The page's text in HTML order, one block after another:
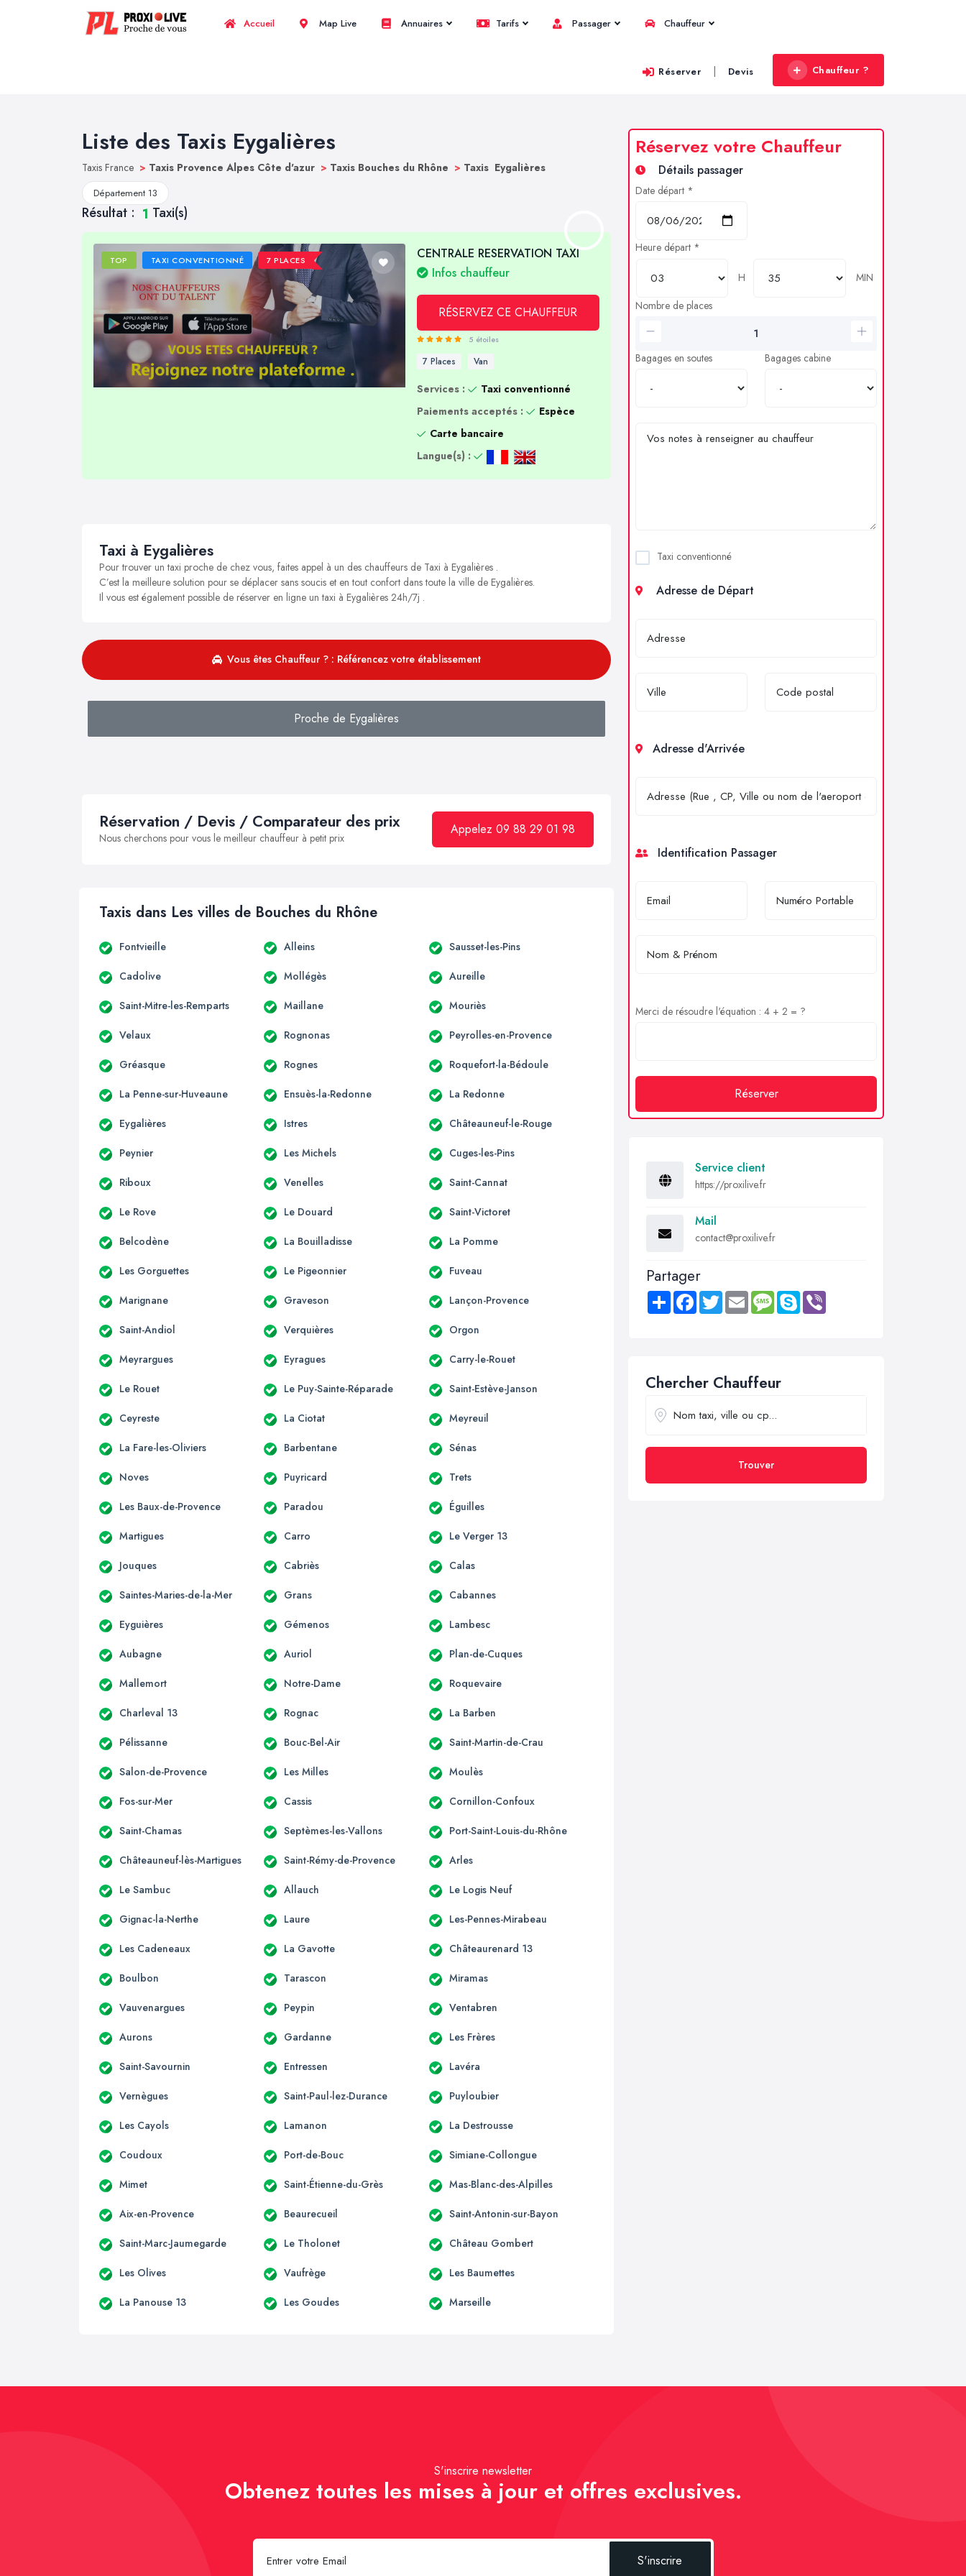
Accueil Map Live Annuaires Tarifs Passager Chauffeur
Réserver | Devis Chauffeur ?
Liste des Taxis Eygalières
Taxis France > Taxis Provence Alpes Côte d'azur > Taxis Bouches du Rhône > Taxis Eygalières
Département 13
Résultat : 1 Taxi(s)
TOP TAXI CONVENTIONNÉ 7 PLACES
CENTRALE RESERVATION TAXI
Infos chauffeur
RÉSERVEZ CE CHAUFFEUR
5 étoiles
7 Places Van
Services :
Taxi conventionné
Paiements acceptés :
Espèce
Carte bancaire
Langue(s) :
Taxi à Eygalières
Pour trouver un taxi proche de chez vous, faites appel à un des chauffeurs de Taxi à Eygalières .
C’est la meilleure solution pour se déplacer sans soucis et en tout confort dans toute la ville de Eygalières.
Il vous est également possible de réserver en ligne un taxi à Eygalières 24h/7j .
Vous êtes Chauffeur ? : Référencez votre établissement
Proche de Eygalières
Réservation / Devis / Comparateur des prix
Nous cherchons pour vous le meilleur chauffeur à petit prix
Appelez 09 88 29 01 98
Taxis dans Les villes de Bouches du Rhône
Fontvieille Alleins Sausset-les-Pins
Cadolive Mollégès Aureille
Saint-Mitre-les-Remparts Maillane Mouriès
Velaux Rognonas Peyrolles-en-Provence
Gréasque Rognes Roquefort-la-Bédoule
La Penne-sur-Huveaune Ensuès-la-Redonne La Redonne
Eygalières Istres Châteauneuf-le-Rouge
Peynier Les Michels Cuges-les-Pins
Riboux Venelles Saint-Cannat
Le Rove Le Douard Saint-Victoret
Belcodène La Bouilladisse La Pomme
Les Gorguettes Le Pigeonnier Fuveau
Marignane Graveson Lançon-Provence
Saint-Andiol Verquières Orgon
Meyrargues Eyragues Carry-le-Rouet
Le Rouet Le Puy-Sainte-Réparade Saint-Estève-Janson
Ceyreste La Ciotat Meyreuil
La Fare-les-Oliviers Barbentane Sénas
Noves Puyricard Trets
Les Baux-de-Provence Paradou Éguilles
Martigues Carro Le Verger 13
Jouques Cabriès Calas
Saintes-Maries-de-la-Mer Grans Cabannes
Eyguières Gémenos Lambesc
Aubagne Auriol Plan-de-Cuques
Mallemort Notre-Dame Roquevaire
Charleval 13 Rognac La Barben
Pélissanne Bouc-Bel-Air Saint-Martin-de-Crau
Salon-de-Provence Les Milles Moulès
Fos-sur-Mer Cassis Cornillon-Confoux
Saint-Chamas Septèmes-les-Vallons Port-Saint-Louis-du-Rhône
Châteauneuf-lès-Martigues Saint-Rémy-de-Provence Arles
Le Sambuc Allauch Le Logis Neuf
Gignac-la-Nerthe Laure Les-Pennes-Mirabeau
Les Cadeneaux La Gavotte Châteaurenard 13
Boulbon Tarascon Miramas
Vauvenargues Peypin Ventabren
Aurons Gardanne Les Frères
Saint-Savournin Entressen Lavéra
Vernègues Saint-Paul-lez-Durance Puyloubier
Les Cayols Lamanon La Destrousse
Coudoux Port-de-Bouc Simiane-Collongue
Mimet Saint-Étienne-du-Grès Mas-Blanc-des-Alpilles
Aix-en-Provence Beaurecueil Saint-Antonin-sur-Bayon
Saint-Marc-Jaumegarde Le Tholonet Château Gombert
Les Olives Vaufrège Les Baumettes
La Panouse 13 Les Goudes Marseille
Réservez votre Chauffeur
Détails passager
Date départ *
Heure départ *
H
MIN
Nombre de places
Bagages en soutes Bagages cabine
Taxi conventionné
Adresse de Départ
Adresse d'Arrivée
Identification Passager
Merci de résoudre l'équation : 4 + 2 = ?
Réserver
Service client
https://proxilive.fr
Mail
contact@proxilive.fr
Partager
Share FacebookTwitter Email MessageSkype
Chercher Chauffeur
Trouver
S'inscrire newsletter
Obtenez toutes les mises à jour et offres exclusives.
S'inscrire